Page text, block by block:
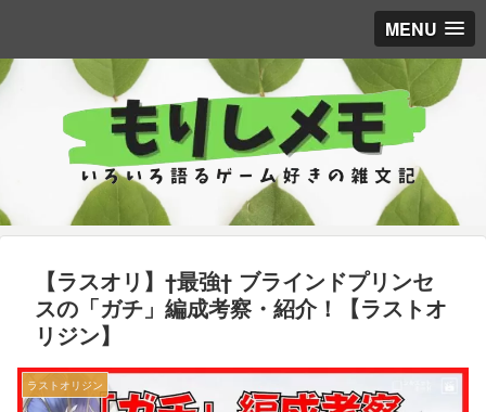
MENU
【ラスオリ】†最強† ブラインドプリンセ
スの「ガチ」編成考察・紹介！【ラストオ
リジン】
ラストオリジン